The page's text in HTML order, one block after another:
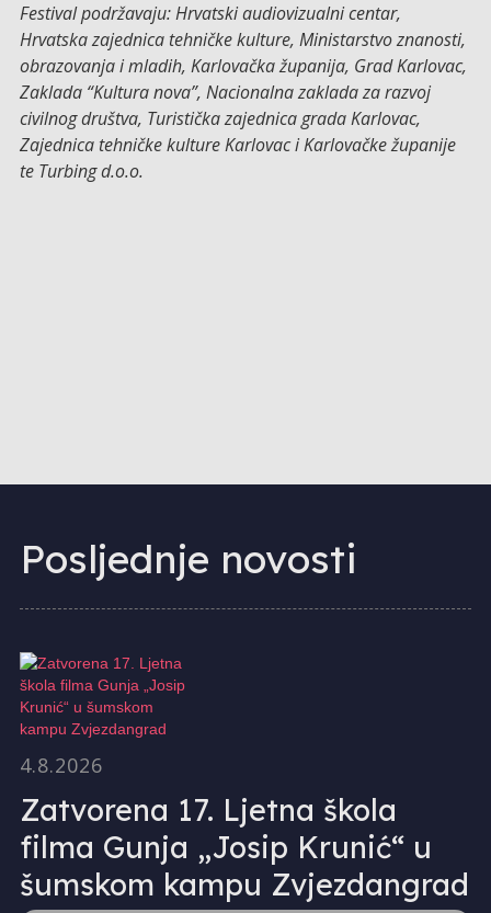
Festival podržavaju: Hrvatski audiovizualni centar,
Hrvatska zajednica tehničke kulture, Ministarstvo znanosti,
obrazovanja i mladih, Karlovačka županija, Grad Karlovac,
Zaklada “Kultura nova”, Nacionalna zaklada za razvoj
civilnog društva, Turistička zajednica grada Karlovac,
Zajednica tehničke kulture Karlovac i Karlovačke županije
te Turbing d.o.o.
Posljednje novosti
4.8.2026
Zatvorena 17. Ljetna škola
filma Gunja „Josip Krunić“ u
šumskom kampu Zvjezdangrad